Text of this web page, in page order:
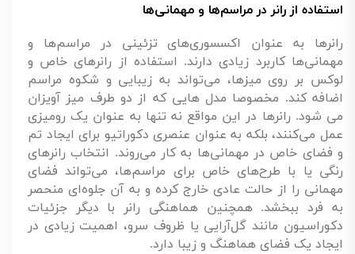
استفاده از رانر در مراسم‌ها و مهمانی‌ها
رانرها به عنوان اکسسوری‌های تزئینی در مراسم‌ها و
مهمانی‌ها کاربرد زیادی دارند. استفاده از رانرهای خاص و
لوکس بر روی میزها، می‌تواند به زیبایی و شکوه مراسم
اضافه کند. مخصوصا مدل هایی که از دو طرف میز آویزان
می شود. رانرها در این مواقع نه تنها به عنوان یک رومیزی
عمل می‌کنند، بلکه به عنوان عنصری دکوراتیو برای ایجاد تم
و فضای خاص در مهمانی‌ها به کار می‌روند. انتخاب رانرهای
رنگی یا با طرح‌های خاص برای مراسم‌ها، می‌تواند فضای
مهمانی را از حالت عادی خارج کرده و به آن جلوه‌ای منحصر
به فرد ببخشد. همچنین هماهنگی رانر با دیگر جزئیات
دکوراسیون مانند گل‌آرایی یا ظروف سرو، اهمیت زیادی در
ایجاد یک فضای هماهنگ و زیبا دارد.